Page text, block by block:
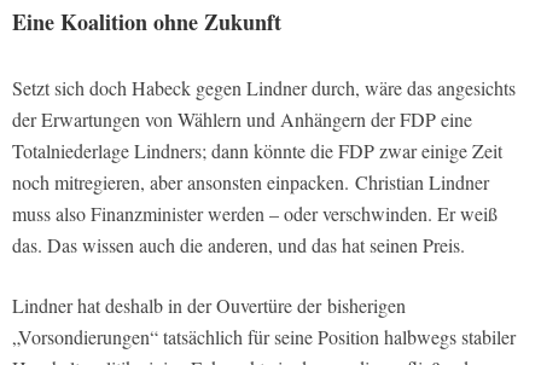
Eine Koalition ohne Zukunft
Setzt sich doch Habeck gegen Lindner durch, wäre das angesichts
der Erwartungen von Wählern und Anhängern der FDP eine
Totalniederlage Lindners; dann könnte die FDP zwar einige Zeit
noch mitregieren, aber ansonsten einpacken. Christian Lindner
muss also Finanzminister werden – oder verschwinden. Er weiß
das. Das wissen auch die anderen, und das hat seinen Preis.
Lindner hat deshalb in der Ouvertüre der bisherigen
„Vorsondierungen“ tatsächlich für seine Position halbwegs stabiler